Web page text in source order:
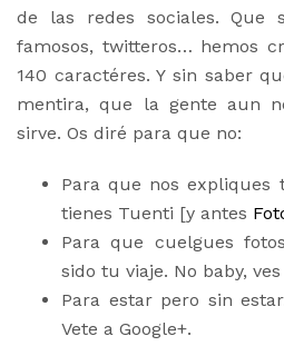
de las redes sociales. Que
famosos, twitteros… hemos
140 caractéres. Y sin saber
mentira, que la gente aun
sirve. Os diré para que no:
Para que nos expliques
tienes Tuenti [y antes
Para que cuelgues
sido tu viaje. No baby,
Para estar pero sin
Vete a Google+.